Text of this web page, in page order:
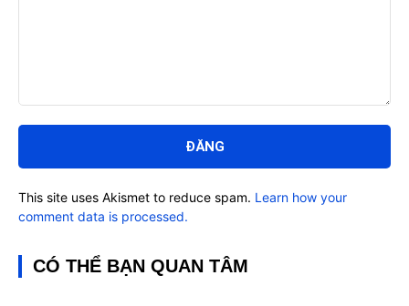
This site uses Akismet to reduce spam. Learn how your
comment data is processed.
CÓ THỂ BẠN QUAN TÂM